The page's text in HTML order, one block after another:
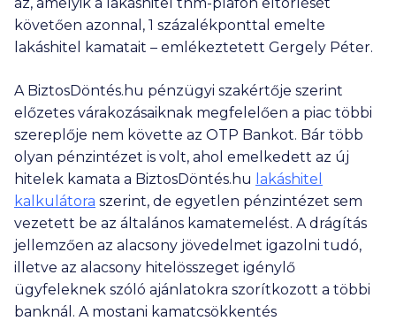
követően azonnal, 1 százalékponttal emelte
lakáshitel kamatait – emlékeztetett Gergely Péter.
A BiztosDöntés.hu pénzügyi szakértője szerint
előzetes várakozásaiknak megfelelően a piac többi
szereplője nem követte az OTP Bankot. Bár több
olyan pénzintézet is volt, ahol emelkedett az új
hitelek kamata a BiztosDöntés.hu lakáshitel
kalkulátora szerint, de egyetlen pénzintézet sem
vezetett be az általános kamatemelést. A drágítás
jellemzően az alacsony jövedelmet igazolni tudó,
illetve az alacsony hitelösszeget igénylő
ügyfeleknek szóló ajánlatokra szorítkozott a többi
banknál. A mostani kamatcsökkentés